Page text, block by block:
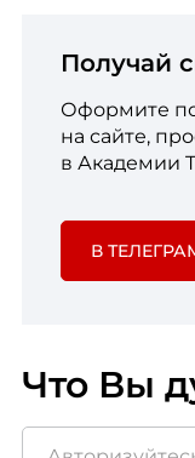
Получай
Оформите
на сайте,
в Академии
В
Что Вы